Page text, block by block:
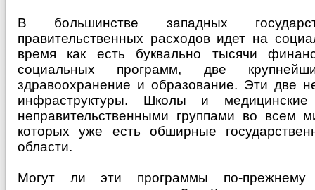
В большинстве западных
правительственных расходов идет на
время как есть буквально тысячи
социальных программ, две
здравоохранение и образование. Эти две
инфраструктуры. Школы и медицинские
неправительственными группами во всем
которых уже есть обширные
области.
Могут ли эти программы по-прежнему